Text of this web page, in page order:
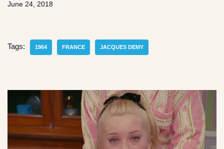
June 24, 2018
Tags: 1964 FRANCE JACQUES DEMY